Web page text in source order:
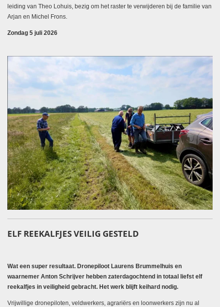
leiding van Theo Lohuis, bezig om het raster te verwijderen bij de familie van
Arjan en Michel Frons.
Zondag 5 juli 2026
ELF REEKALFJES VEILIG GESTELD
Wat een super resultaat. Dronepiloot Laurens Brummelhuis en
waarnemer Anton Schrijver hebben zaterdagochtend in totaal liefst elf
reekalfjes in veiligheid gebracht. Het werk blijft keihard nodig.
Vrijwillige dronepiloten, veldwerkers, agrariërs en loonwerkers zijn nu al